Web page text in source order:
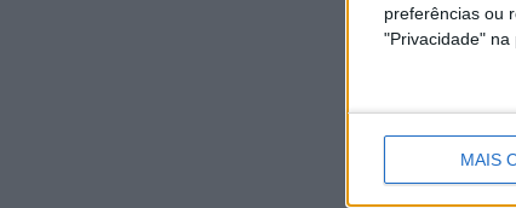
preferências ou
"Privacidade" na
MAIS